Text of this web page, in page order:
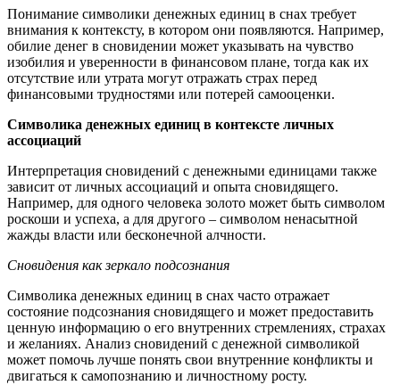
Понимание символики денежных единиц в снах требует
внимания к контексту, в котором они появляются. Например,
обилие денег в сновидении может указывать на чувство
изобилия и уверенности в финансовом плане, тогда как их
отсутствие или утрата могут отражать страх перед
финансовыми трудностями или потерей самооценки.
Символика денежных единиц в контексте личных
ассоциаций
Интерпретация сновидений с денежными единицами также
зависит от личных ассоциаций и опыта сновидящего.
Например, для одного человека золото может быть символом
роскоши и успеха, а для другого – символом ненасытной
жажды власти или бесконечной алчности.
Сновидения как зеркало подсознания
Символика денежных единиц в снах часто отражает
состояние подсознания сновидящего и может предоставить
ценную информацию о его внутренних стремлениях, страхах
и желаниях. Анализ сновидений с денежной символикой
может помочь лучше понять свои внутренние конфликты и
двигаться к самопознанию и личностному росту.